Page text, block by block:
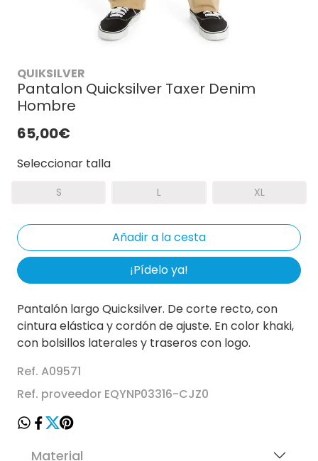
QUIKSILVER
Pantalon Quicksilver Taxer Denim
Hombre
65,00€
Seleccionar talla
S L XL
¡Pídelo ya!
Pantalón largo Quicksilver. De corte recto, con
cintura elástica y cordón de ajuste. En color khaki,
con bolsillos laterales y traseros con logo.
Ref. A09571
Ref. proveedor EQYNP03316-CJZ0
Material